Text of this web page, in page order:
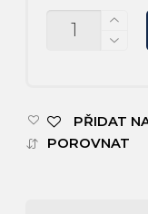
MNOŽSTVÍ
PŘIDAT
POROVNAT